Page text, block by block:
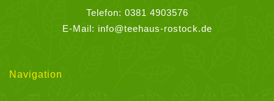
Telefon: 0381 4903576
E-Mail: info@teehaus-rostock.de
Navigation